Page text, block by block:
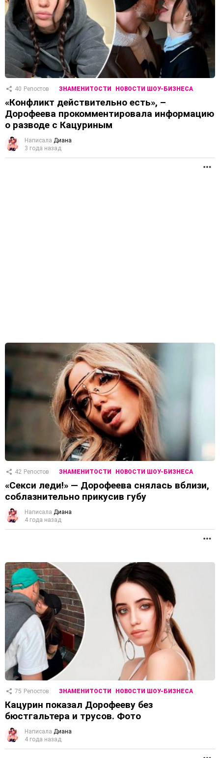
40 Репостов ЗНАМЕНИТОСТИ НОВОСТИ ШОУ-БИЗНЕСА
«Конфликт действительно есть», –
Дорофеева прокомментировала информацию
о разводе с Кацуриным
Написала Диана
3 года назад
42 Репостов ЗНАМЕНИТОСТИ НОВОСТИ ШОУ-БИЗНЕСА
«Секси леди!» — Дорофеева снялась вблизи,
соблазнительно прикусив губу
Написала Диана
4 года назад
75 Репостов ЗНАМЕНИТОСТИ НОВОСТИ ШОУ-БИЗНЕСА
Кацурин показал Дорофееву без
бюстгальтера и трусов. Фото
Написала Диана
4 года назад